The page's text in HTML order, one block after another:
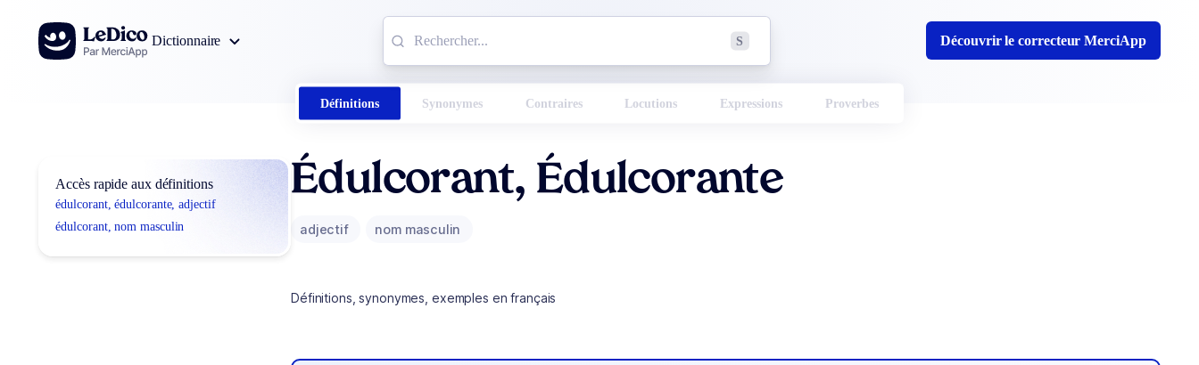
Aller au contenu
Dictionnaire
S Découvrir le correcteur MerciApp
Définitions Synonymes Contraires Locutions Expressions Proverbes
Accès rapide aux définitions
édulcorant, édulcorante, adjectif
édulcorant, nom masculin
Édulcorant, Édulcorante
adjectif nom masculin
Définitions, synonymes, exemples en français